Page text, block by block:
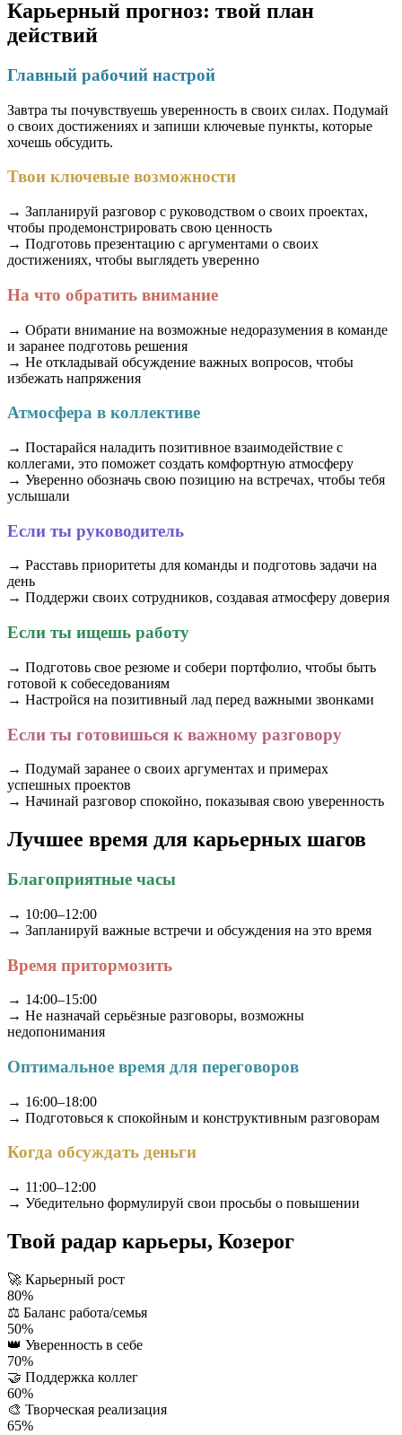
Карьерный прогноз: твой план
действий
Главный рабочий настрой
Завтра ты почувствуешь уверенность в своих силах. Подумай
о своих достижениях и запиши ключевые пункты, которые
хочешь обсудить.
Твои ключевые возможности
→ Запланируй разговор с руководством о своих проектах,
чтобы продемонстрировать свою ценность
→ Подготовь презентацию с аргументами о своих
достижениях, чтобы выглядеть уверенно
На что обратить внимание
→ Обрати внимание на возможные недоразумения в команде
и заранее подготовь решения
→ Не откладывай обсуждение важных вопросов, чтобы
избежать напряжения
Атмосфера в коллективе
→ Постарайся наладить позитивное взаимодействие с
коллегами, это поможет создать комфортную атмосферу
→ Уверенно обозначь свою позицию на встречах, чтобы тебя
услышали
Если ты руководитель
→ Расставь приоритеты для команды и подготовь задачи на
день
→ Поддержи своих сотрудников, создавая атмосферу доверия
Если ты ищешь работу
→ Подготовь свое резюме и собери портфолио, чтобы быть
готовой к собеседованиям
→ Настройся на позитивный лад перед важными звонками
Если ты готовишься к важному разговору
→ Подумай заранее о своих аргументах и примерах
успешных проектов
→ Начинай разговор спокойно, показывая свою уверенность
Лучшее время для карьерных шагов
Благоприятные часы
→ 10:00–12:00
→ Запланируй важные встречи и обсуждения на это время
Время притормозить
→ 14:00–15:00
→ Не назначай серьёзные разговоры, возможны
недопонимания
Оптимальное время для переговоров
→ 16:00–18:00
→ Подготовься к спокойным и конструктивным разговорам
Когда обсуждать деньги
→ 11:00–12:00
→ Убедительно формулируй свои просьбы о повышении
Твой радар карьеры, Козерог
🚀 Карьерный рост
80%
⚖️ Баланс работа/семья
50%
👑 Уверенность в себе
70%
🤝 Поддержка коллег
60%
🎨 Творческая реализация
65%